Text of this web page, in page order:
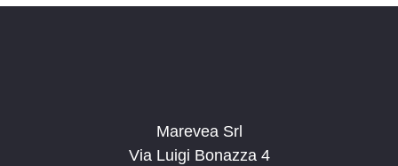
Marevea Srl
Via Luigi Bonazza 4